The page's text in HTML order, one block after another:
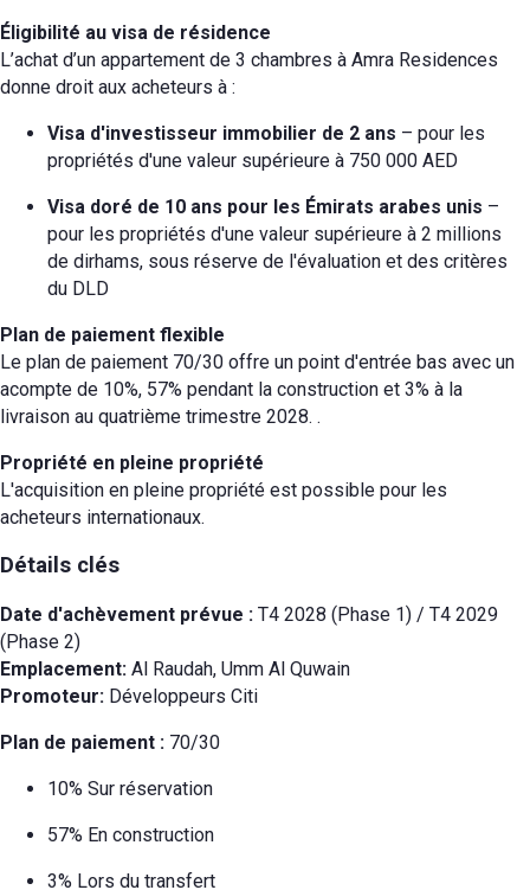
Éligibilité au visa de résidence
L’achat d’un appartement de 3 chambres à Amra Residences
donne droit aux acheteurs à :
Visa d'investisseur immobilier de 2 ans – pour les
propriétés d'une valeur supérieure à 750 000 AED
Visa doré de 10 ans pour les Émirats arabes unis –
pour les propriétés d'une valeur supérieure à 2 millions
de dirhams, sous réserve de l'évaluation et des critères
du DLD
Plan de paiement flexible
Le plan de paiement 70/30 offre un point d'entrée bas avec un
acompte de 10%, 57% pendant la construction et 3% à la
livraison au quatrième trimestre 2028. .
Propriété en pleine propriété
L'acquisition en pleine propriété est possible pour les
acheteurs internationaux.
Détails clés
Date d'achèvement prévue : T4 2028 (Phase 1) / T4 2029
(Phase 2)
Emplacement: Al Raudah, Umm Al Quwain
Promoteur: Développeurs Citi
Plan de paiement : 70/30
10% Sur réservation
57% En construction
3% Lors du transfert